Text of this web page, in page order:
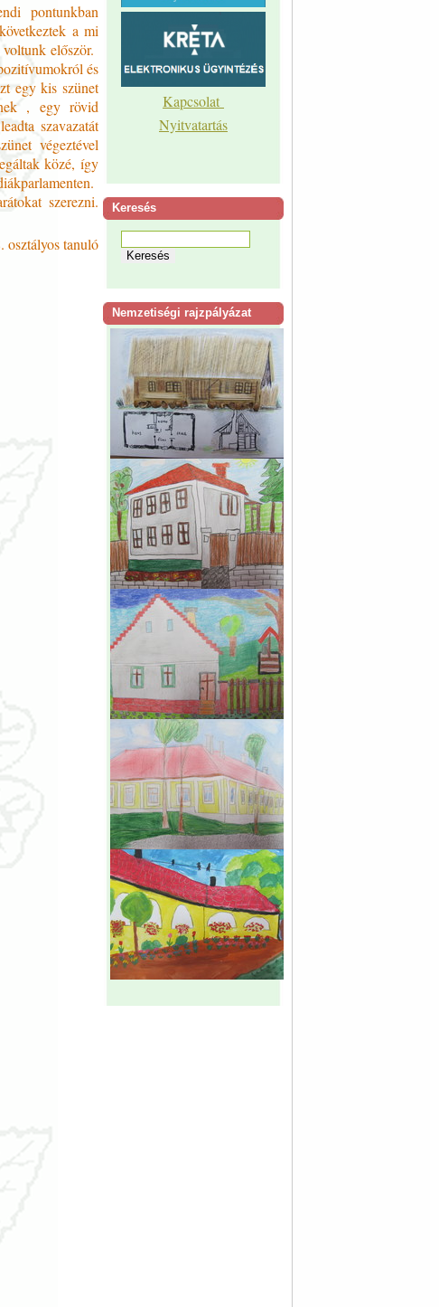
pontunkban
a mi
először.
és
egy kis szünet
, egy rövid
szavazatát
végeztével
közé, így
szerezni.
osztályos tanuló
Kapcsolat
Nyitvatartás
Keresés
Nemzetiségi rajzpályázat